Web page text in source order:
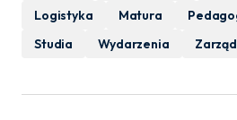
Logistyka
Matura
Studia
Wydarzenia